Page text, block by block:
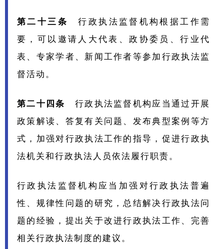
第二十三条
行政执法监督机构根据工作需
要，可以邀请人大代表、政协委员、行业代
表、专家学者、新闻工作者等参加行政执法监
督活动。
第二十四条
行政执法监督机构应当通过开展
政策解读、答复有关问题、发布典型案例等方
式，加强对行政执法工作的指导，促进行政执
法机关和行政执法人员依法履行职责。
行政执法监督机构应当加强对行政执法普遍
性、规律性问题的研究，总结解决行政执法问
题的经验，提出关于改进行政执法工作、完善
相关行政执法制度的建议。